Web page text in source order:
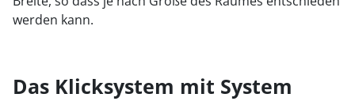
werden kann.
Das Klicksystem mit System